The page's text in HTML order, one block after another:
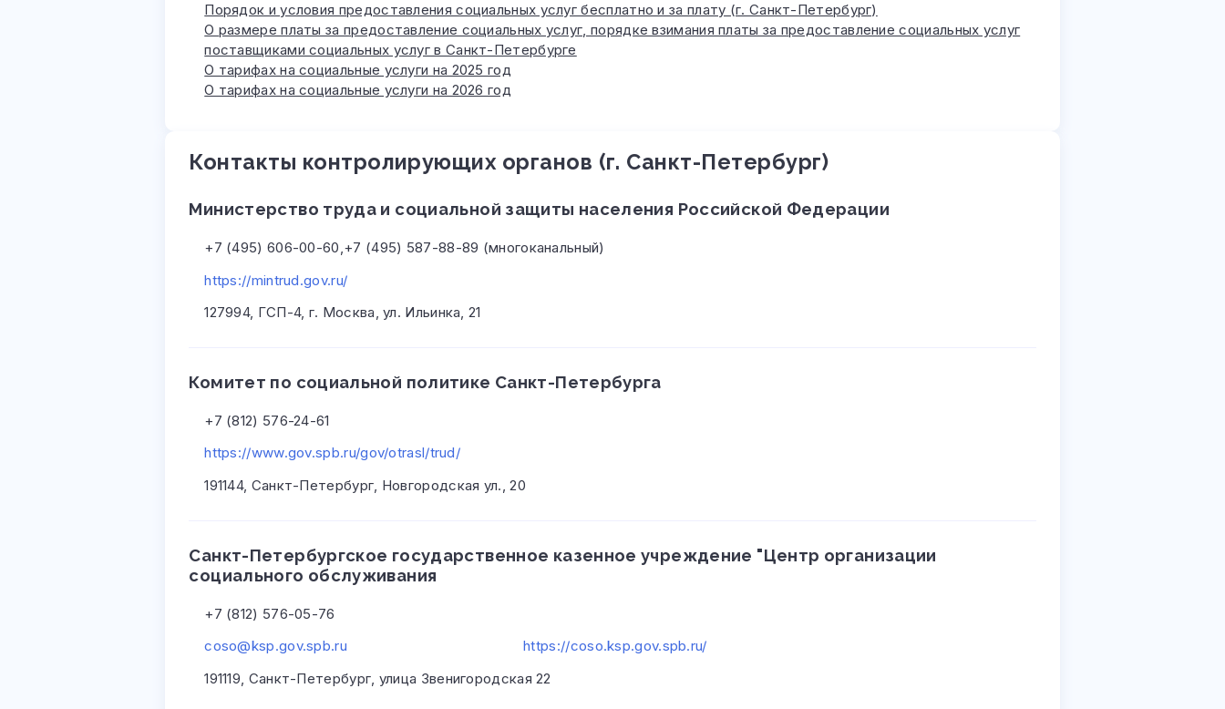
Порядок и условия предоставления социальных услуг бесплатно и за плату (г. Санкт-Петербург)
О размере платы за предоставление социальных услуг, порядке взимания платы за предоставление социальных услуг
поставщиками социальных услуг в Санкт-Петербурге
О тарифах на социальные услуги на 2025 год
О тарифах на социальные услуги на 2026 год
Контакты контролирующих органов (г. Санкт-Петербург)
Министерство труда и социальной защиты населения Российской Федерации
+7 (495) 606-00-60,+7 (495) 587-88-89 (многоканальный)
https://mintrud.gov.ru/
127994, ГСП-4, г. Москва, ул. Ильинка, 21
Комитет по социальной политике Санкт-Петербурга
+7 (812) 576-24-61
https://www.gov.spb.ru/gov/otrasl/trud/
191144, Санкт-Петербург, Новгородская ул., 20
Санкт-Петербургское государственное казенное учреждение "Центр организации
социального обслуживания
+7 (812) 576-05-76
coso@ksp.gov.spb.ru
https://coso.ksp.gov.spb.ru/
191119, Санкт-Петербург, улица Звенигородская 22